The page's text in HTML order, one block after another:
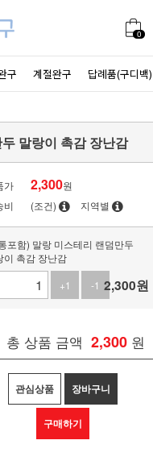
0
구 계절완구 답례품(구디백)
말랑이 촉감 장난감
가 2,300원
비
(조건) 지역별
포함) 말랑 미스테리 랜덤만두
이 촉감 장난감
+1
-1 2,300원
총 상품 금액 2,300 원
관심상품 장바구니
구매하기